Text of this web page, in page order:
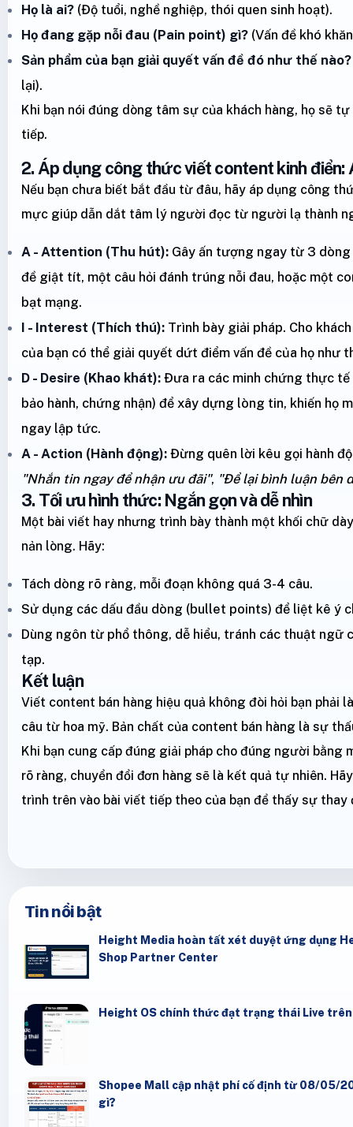
Họ là ai? (Độ tuổi, nghề nghiệp, thói quen sinh hoạt).
Họ đang gặp nỗi đau (Pain point) gì? (Vấn đề khó
Sản phẩm của bạn giải quyết vấn đề đó như thế nào?
lại).
Khi bạn nói đúng dòng tâm sự của khách hàng, họ sẽ
tiếp.
2. Áp dụng công thức viết content kinh điển:
Nếu bạn chưa biết bắt đầu từ đâu, hãy áp dụng công
mực giúp dẫn dắt tâm lý người đọc từ người lạ thành
A - Attention (Thu hút): Gây ấn tượng ngay từ 3
đề giật tít, một câu hỏi đánh trúng nỗi đau, hoặc một
bạt mạng.
I - Interest (Thích thú): Trình bày giải pháp. Cho
của bạn có thể giải quyết dứt điểm vấn đề của họ như
D - Desire (Khao khát): Đưa ra các minh chứng thực
bảo hành, chứng nhận) để xây dựng lòng tin, khiến họ
ngay lập tức.
A - Action (Hành động): Đừng quên lời kêu gọi hành
"Nhắn tin ngay để nhận ưu đãi", "Để lại bình luận bên
3. Tối ưu hình thức: Ngắn gọn và dễ nhìn
Một bài viết hay nhưng trình bày thành một khối chữ
nản lòng. Hãy:
Tách dòng rõ ràng, mỗi đoạn không quá 3-4 câu.
Sử dụng các dấu đầu dòng (bullet points) để liệt kê ý
Dùng ngôn từ phổ thông, dễ hiểu, tránh các thuật ngữ
tạp.
Kết luận
Viết content bán hàng hiệu quả không đòi hỏi bạn phải
câu từ hoa mỹ. Bản chất của content bán hàng là sự
Khi bạn cung cấp đúng giải pháp cho đúng người bằng
rõ ràng, chuyển đổi đơn hàng sẽ là kết quả tự nhiên.
trình trên vào bài viết tiếp theo của bạn để thấy sự thay
Tin nổi bật
Height Media hoàn tất xét duyệt ứng dụng
Shop Partner Center
Height OS chính thức đạt trạng thái Live
Shopee Mall cập nhật phí cố định từ 08/05/
gì?